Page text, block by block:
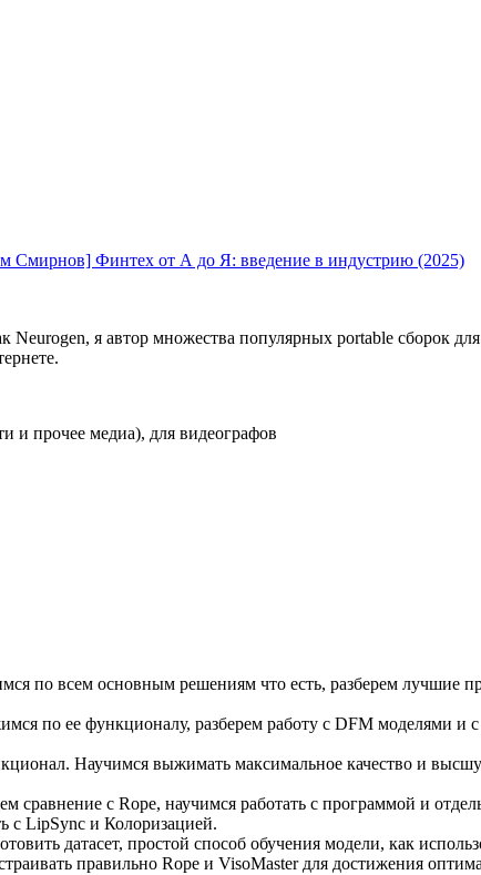
Смирнов] Финтех от А до Я: введение в индустрию (2025)
я автор множества популярных portable сборок
и прочее медиа), для видеографов
по всем основным решениям что есть, разберем лучшие
по ее функционалу, разберем работу с DFM моделями
Научимся выжимать максимальное качество и
сравнение с Rope, научимся работать с программой и
с LipSync и Колоризацией.
датасет, простой способ обучения модели, как
правильно Rope и VisoMaster для достижения